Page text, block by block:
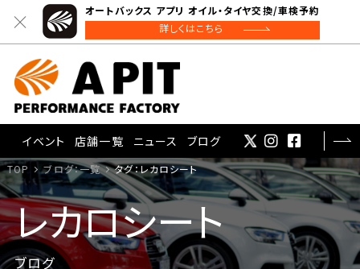
オートバックス アプリ オイル・タイヤ交換/車検予約
詳しくはこちら
イベント 店舗一覧 ニュース ブログ
TOP ブログ：一覧 タグ：レカロシート
レカロシート
ブログ